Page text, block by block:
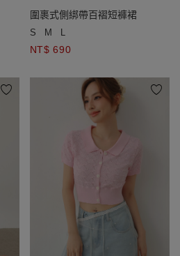
圍裹式側綁帶百褶短褲裙
S M L
NT$ 690